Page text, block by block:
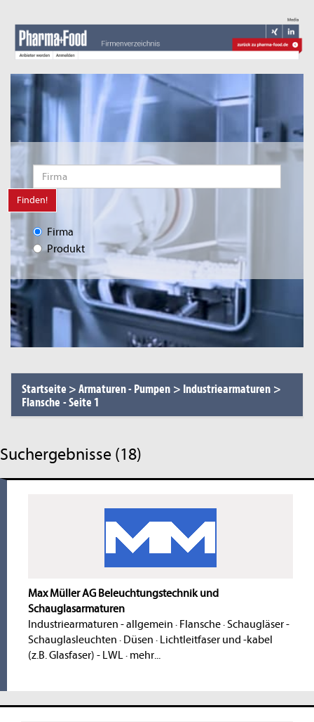
Finden!
Firma
Produkt
Startseite >Armaturen - Pumpen > Industriearmaturen >
Flansche -Seite 1
Suchergebnisse (18)
Max Müller AG Beleuchtungstechnik und
Schauglasarmaturen
Industriearmaturen - allgemein · Flansche· Schaugläser -
Schauglasleuchten · Düsen · Lichtleitfaser und -kabel
(z.B. Glasfaser) - LWL · mehr...